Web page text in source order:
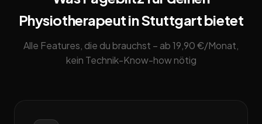
Physiotherapeut in Stuttgart bietet
Alle Features, die du brauchst – ab 19,90 €/Monat,
kein Technik-Know-how nötig